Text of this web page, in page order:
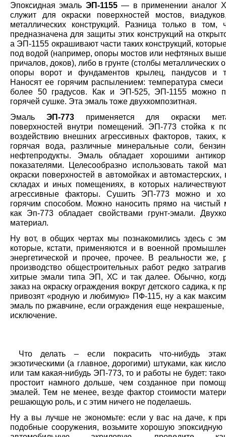
Эпоксидная эмаль ЭП-1155 — в применении аналог
служит для окраски поверхностей мостов,
металлических конструкций. Разница только в том,
предназначена для защиты этих конструкций на
а ЭП-1155 окрашивают части таких конструкций,
под водой (например, опоры мостов или нефтяных
причалов, доков), либо в грунте (столбы металлических
опоры ворот и фундаментов крылец, пандусов и
Наносят ее горячим распылением: температура смеси
более 50 градусов. Как и ЭП-525, ЭП-1155 можно
горячей сушке. Эта эмаль тоже двухкомпозитная.
Эмаль ЭП-773применяется для окраски
поверхностей внутри помещений. ЭП-773 стойка к
воздействию внешних агрессивных факторов, таких,
горячая вода, различные минеральные соли,
нефтепродукты. Эмаль обладает хорошими
показателями. Целесообразно использовать такой
окраски поверхностей в автомойках и автомастерских,
складах и иных помещениях, в которых
агрессивные факторы. Сушить ЭП-773 можно и
горячим способом. Можно наносить прямо на чистый
как Эп-773 обладает свойствами грунт-эмали.
материал.
Ну вот, в общих чертах мы познакомились здесь с
которые, кстати, применяются и в военной
энергетической и прочее, прочее. В реальности же,
производство общестроительных работ редко
хитрые эмали типа ЭП, ХС и так далее. Обычно,
заказ на окраску ограждения вокруг детского садика, к
привозят «родную и любимую» ПФ-115, ну а как
эмаль по ржавчине, если ограждения еще некрашеные,
исключение.
Что делать – если покрасить что-нибудь
экзотическими (а главное, дорогими) штуками, как
или там какая-нибудь ЭП-773, то и работы не будет:
простоит намного дольше, чем созданное при
эмалей. Тем не менее, везде фактор стоимости
решающую роль, и с этим ничего не поделаешь.
Ну а вы лучше не экономьте: если у вас на даче, к
подобные сооружения, возьмите хорошую эпоксидную